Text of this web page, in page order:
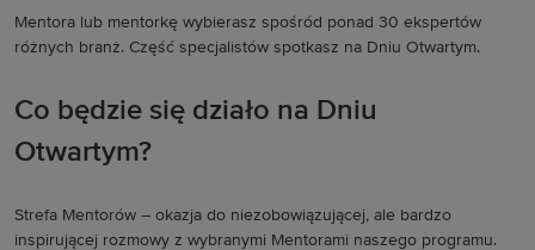
Mentora lub mentorkę wybierasz spośród ponad 30 ekspertów
różnych branż. Część specjalistów spotkasz na Dniu Otwartym.
Co będzie się działo na Dniu
Otwartym?
Strefa Mentorów – okazja do niezobowiązującej, ale bardzo
inspirującej rozmowy z wybranymi Mentorami naszego programu.